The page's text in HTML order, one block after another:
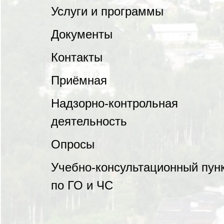
Услуги и программы
Документы
Контакты
Приёмная
Надзорно-контрольная
деятельность
Опросы
Учебно-консультационный
по ГО и ЧС